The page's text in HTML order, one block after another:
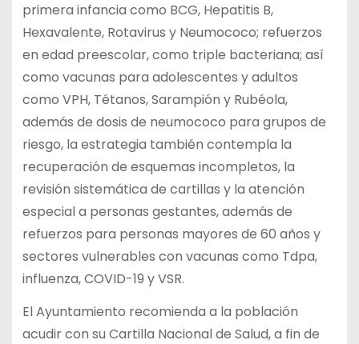
primera infancia como BCG, Hepatitis B,
Hexavalente, Rotavirus y Neumococo; refuerzos
en edad preescolar, como triple bacteriana; así
como vacunas para adolescentes y adultos
como VPH, Tétanos, Sarampión y Rubéola,
además de dosis de neumococo para grupos de
riesgo, la estrategia también contempla la
recuperación de esquemas incompletos, la
revisión sistemática de cartillas y la atención
especial a personas gestantes, además de
refuerzos para personas mayores de 60 años y
sectores vulnerables con vacunas como Tdpa,
influenza, COVID-19 y VSR.
El Ayuntamiento recomienda a la población
acudir con su Cartilla Nacional de Salud, a fin de